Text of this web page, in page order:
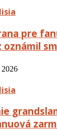
pre
oznámil
2026